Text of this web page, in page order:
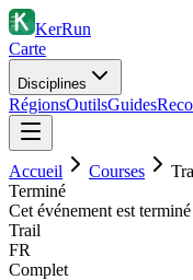
KerRun
Carte
Disciplines
RégionsOutilsGuides
Accueil Courses
Terminé
Cet événement est terminé
Trail
FR
Complet